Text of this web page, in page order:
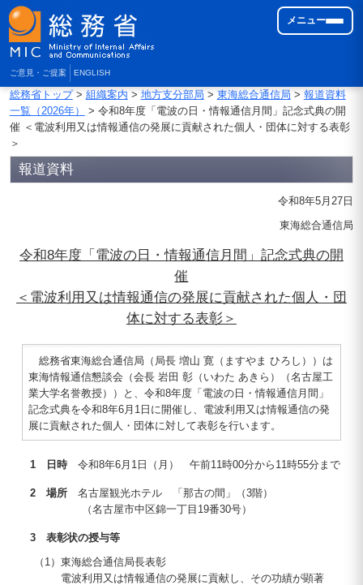
ご意見・ご提案 ENGLISH
メニュー
総務省トップ> 組織案内 > 地方支分部局 > 東海総合通信局 > 報道資料
一覧（2026年）
> 令和8年度「電波の日・情報通信月間」記念式典の開
催 ＜電波利用又は情報通信の発展に貢献された個人・団体に対する表彰
＞
報道資料
令和8年5月27日
東海総合通信局
令和8年度「電波の日・情報通信月間」記念式典の開
催
＜電波利用又は情報通信の発展に貢献された個人・団
体に対する表彰＞
総務省東海総合通信局（局長 増山 寛（ますやま ひろし））は
東海情報通信懇談会（会長 岩田 彰（いわた あきら）（名古屋工
業大学名誉教授））と、令和8年度「電波の日・情報通信月間」
記念式典を令和8年6月1日に開催し、電波利用又は情報通信の発
展に貢献された個人・団体に対して表彰を行います。
1 日時 令和8年6月1日（月） 午前11時00分から11時55分まで
2 場所 名古屋観光ホテル 「那古の間」（3階）
（名古屋市中区錦一丁目19番30号）
3 表彰状の授与等
（1）東海総合通信局長表彰
電波利用又は情報通信の発展に貢献し、その功績が顕著